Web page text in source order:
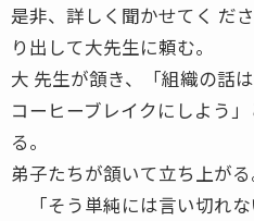
是非、詳しく聞かせてく
り出して大先生に頼む。
大 先生が頷き、「組織の話
コーヒーブレイクにしよう
る。
弟子たちが頷いて立ち上がる
「そう単純には言い切れ